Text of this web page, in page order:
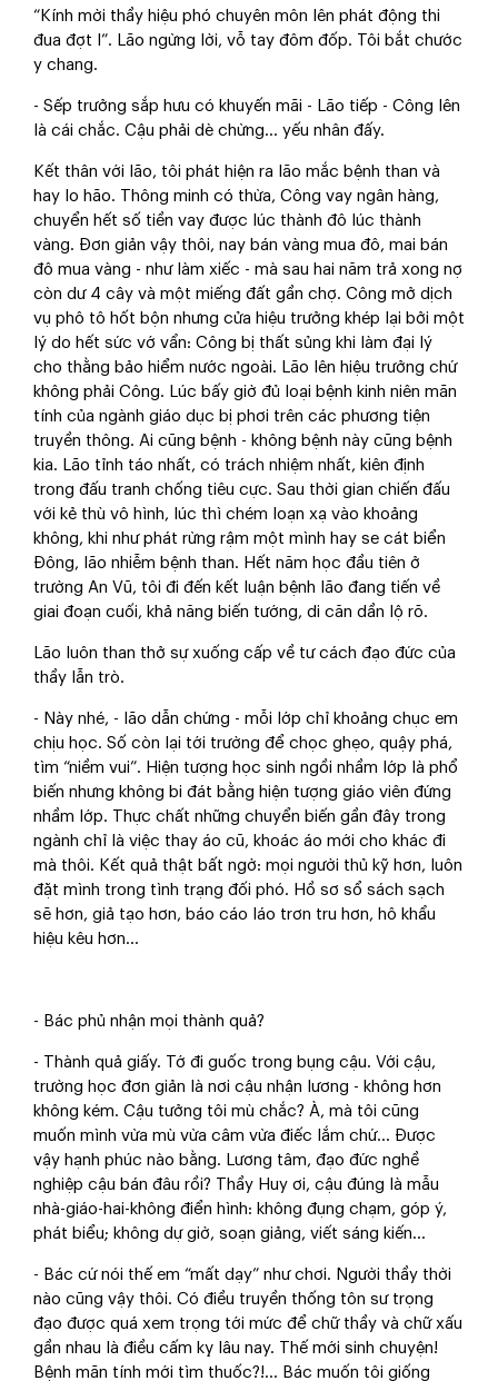
“Kính mời thầy hiệu phó chuyên môn lên phát động thi
đua đợt I”. Lão ngừng lời, vỗ tay đôm đốp. Tôi bắt chước
y chang.
- Sếp trưởng sắp hưu có khuyến mãi - Lão tiếp - Công lên
là cái chắc. Cậu phải dè chừng… yếu nhân đấy.
Kết thân với lão, tôi phát hiện ra lão mắc bệnh than và
hay lo hão. Thông minh có thừa, Công vay ngân hàng,
chuyển hết số tiền vay được lúc thành đô lúc thành
vàng. Đơn giản vậy thôi, nay bán vàng mua đô, mai bán
đô mua vàng - như làm xiếc - mà sau hai năm trả xong nợ
còn dư 4 cây và một miếng đất gần chợ. Công mở dịch
vụ phô tô hốt bộn nhưng cửa hiệu trưởng khép lại bởi một
lý do hết sức vớ vẩn: Công bị thất sủng khi làm đại lý
cho thằng bảo hiểm nước ngoài. Lão lên hiệu trưởng chứ
không phải Công. Lúc bấy giờ đủ loại bệnh kinh niên mãn
tính của ngành giáo dục bị phơi trên các phương tiện
truyền thông. Ai cũng bệnh - không bệnh này cũng bệnh
kia. Lão tỉnh táo nhất, có trách nhiệm nhất, kiên định
trong đấu tranh chống tiêu cực. Sau thời gian chiến đấu
với kẻ thù vô hình, lúc thì chém loạn xạ vào khoảng
không, khi như phát rừng rậm một mình hay se cát biển
Đông, lão nhiễm bệnh than. Hết năm học đầu tiên ở
trường An Vũ, tôi đi đến kết luận bệnh lão đang tiến về
giai đoạn cuối, khả năng biến tướng, di căn dần lộ rõ.
Lão luôn than thở sự xuống cấp về tư cách đạo đức của
thầy lẫn trò.
- Này nhé, - lão dẫn chứng - mỗi lớp chỉ khoảng chục em
chịu học. Số còn lại tới trường để chọc ghẹo, quậy phá,
tìm “niềm vui”. Hiện tượng học sinh ngồi nhầm lớp là phổ
biến nhưng không bi đát bằng hiện tượng giáo viên đứng
nhầm lớp. Thực chất những chuyển biến gần đây trong
ngành chỉ là việc thay áo cũ, khoác áo mới cho khác đi
mà thôi. Kết quả thật bất ngờ: mọi người thủ kỹ hơn, luôn
đặt mình trong tình trạng đối phó. Hồ sơ sổ sách sạch
sẽ hơn, giả tạo hơn, báo cáo láo trơn tru hơn, hô khẩu
hiệu kêu hơn…
- Bác phủ nhận mọi thành quả?
- Thành quả giấy. Tớ đi guốc trong bụng cậu. Với cậu,
trường học đơn giản là nơi cậu nhận lương - không hơn
không kém. Cậu tưởng tôi mù chắc? À, mà tôi cũng
muốn mình vừa mù vừa câm vừa điếc lắm chứ… Được
vậy hạnh phúc nào bằng. Lương tâm, đạo đức nghề
nghiệp cậu bán đâu rồi? Thầy Huy ơi, cậu đúng là mẫu
nhà-giáo-hai-không điển hình: không đụng chạm, góp ý,
phát biểu; không dự giờ, soạn giảng, viết sáng kiến…
- Bác cứ nói thế em “mất dạy” như chơi. Người thầy thời
nào cũng vậy thôi. Có điều truyền thống tôn sư trọng
đạo được quá xem trọng tới mức để chữ thầy và chữ xấu
gần nhau là điều cấm kỵ lâu nay. Thế mới sinh chuyện!
Bệnh mãn tính mới tìm thuốc?!... Bác muốn tôi giống